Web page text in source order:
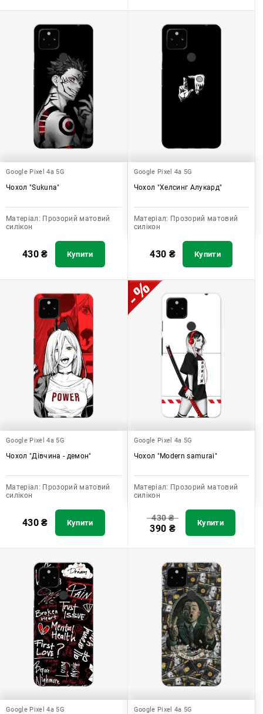
Google Pixel 4a 5G
Чохол "Sukuna"
Матеріал: Прозорий матовий
силікон
430₴ Купити
Google Pixel 4a 5G
Чохол "Хелсинг Алукард"
Матеріал: Прозорий матовий
силікон
430 ₴ Купити
Google Pixel 4a 5G
Чохол "Дівчина - демон"
Матеріал: Прозорий матовий
силікон
430₴ Купити
Google Pixel 4a 5G
Чохол "Modern samurai"
Матеріал: Прозорий матовий
силікон
430₴
390 ₴ Купити
Google Pixel 4a 5G Google Pixel 4a 5G